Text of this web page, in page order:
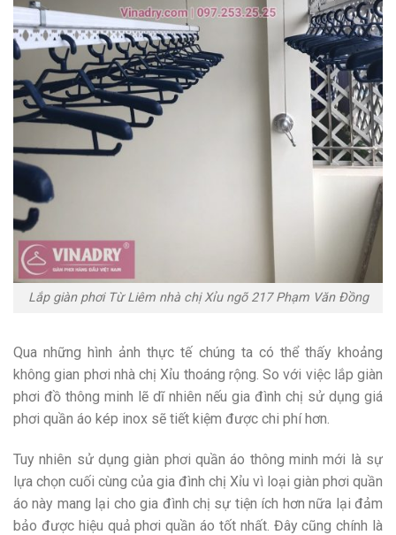
Lắp giàn phơi Từ Liêm nhà chị Xỉu ngõ 217 Phạm Văn Đồng
Qua những hình ảnh thực tế chúng ta có thể thấy khoảng
không gian phơi nhà chị Xỉu thoáng rộng. So với việc lắp giàn
phơi đồ thông minh lẽ dĩ nhiên nếu gia đình chị sử dụng giá
phơi quần áo kép inox sẽ tiết kiệm được chi phí hơn.
Tuy nhiên sử dụng giàn phơi quần áo thông minh mới là sự
lựa chọn cuối cùng của gia đình chị Xỉu vì loại giàn phơi quần
áo này mang lại cho gia đình chị sự tiện ích hơn nữa lại đảm
bảo được hiệu quả phơi quần áo tốt nhất. Đây cũng chính là